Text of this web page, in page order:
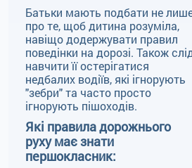
Батьки мають подбати не
про те, щоб дитина розуміла,
навіщо додержувати правил
поведінки на дорозі. Також
навчити її остерігатися
недбалих водіїв, які ігнорують
"зебри" та часто просто
ігнорують пішоходів.
Які правила дорожнього
руху має знати
першокласник: